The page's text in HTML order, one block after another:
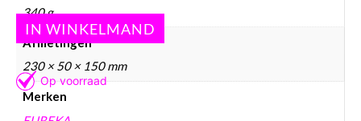
340 g
Afmetingen
230 × 50 × 150 mm
Merken